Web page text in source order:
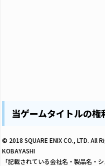
当ゲームタイトルの権
© 2018 SQUARE ENIX CO., LTD. All
KOBAYASHI
「記載されている会社名・製品名・